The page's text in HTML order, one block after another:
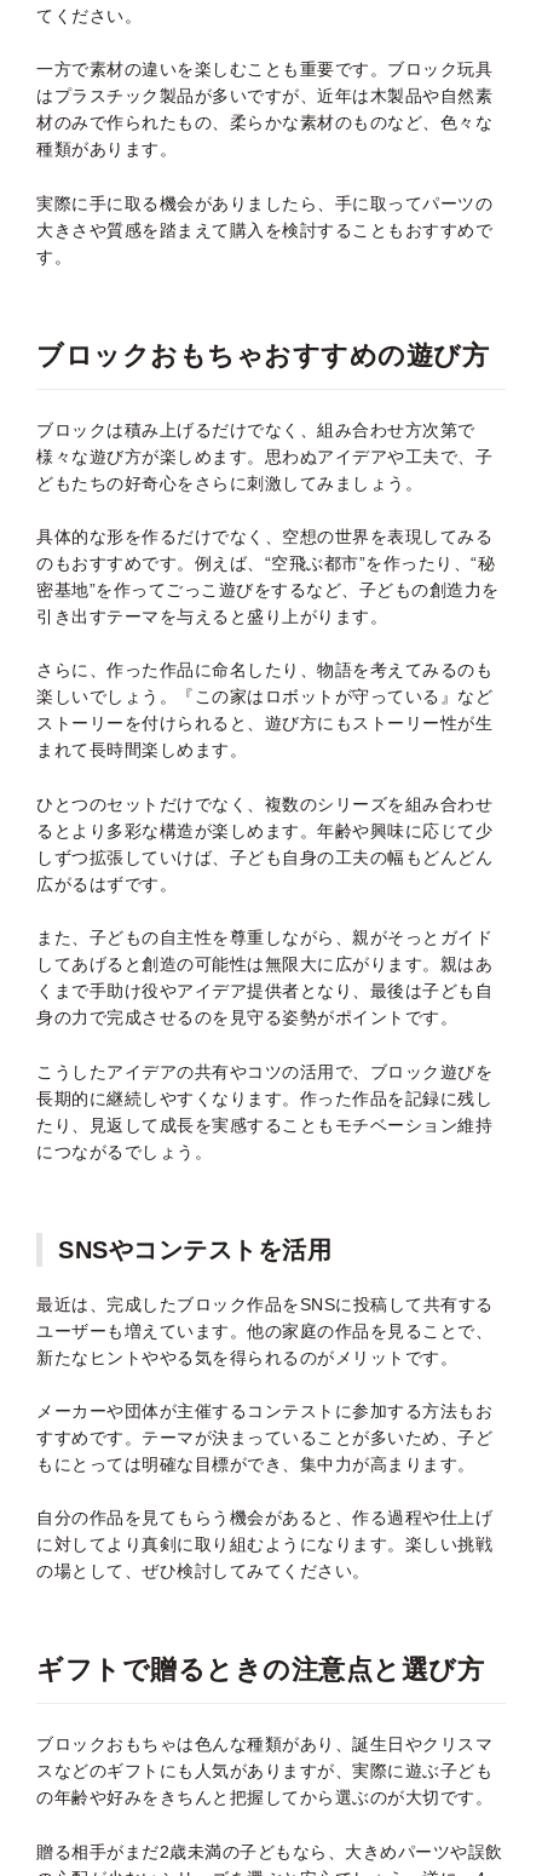
てください。
一方で素材の違いを楽しむことも重要です。ブロック玩具
はプラスチック製品が多いですが、近年は木製品や自然素
材のみで作られたもの、柔らかな素材のものなど、色々な
種類があります。
実際に手に取る機会がありましたら、手に取ってパーツの
大きさや質感を踏まえて購入を検討することもおすすめで
す。
ブロックおもちゃおすすめの遊び方
ブロックは積み上げるだけでなく、組み合わせ方次第で
様々な遊び方が楽しめます。思わぬアイデアや工夫で、子
どもたちの好奇心をさらに刺激してみましょう。
具体的な形を作るだけでなく、空想の世界を表現してみる
のもおすすめです。例えば、“空飛ぶ都市”を作ったり、“秘
密基地”を作ってごっこ遊びをするなど、子どもの創造力を
引き出すテーマを与えると盛り上がります。
さらに、作った作品に命名したり、物語を考えてみるのも
楽しいでしょう。『この家はロボットが守っている』など
ストーリーを付けられると、遊び方にもストーリー性が生
まれて長時間楽しめます。
ひとつのセットだけでなく、複数のシリーズを組み合わせ
るとより多彩な構造が楽しめます。年齢や興味に応じて少
しずつ拡張していけば、子ども自身の工夫の幅もどんどん
広がるはずです。
また、子どもの自主性を尊重しながら、親がそっとガイド
してあげると創造の可能性は無限大に広がります。親はあ
くまで手助け役やアイデア提供者となり、最後は子ども自
身の力で完成させるのを見守る姿勢がポイントです。
こうしたアイデアの共有やコツの活用で、ブロック遊びを
長期的に継続しやすくなります。作った作品を記録に残し
たり、見返して成長を実感することもモチベーション維持
につながるでしょう。
SNSやコンテストを活用
最近は、完成したブロック作品をSNSに投稿して共有する
ユーザーも増えています。他の家庭の作品を見ることで、
新たなヒントややる気を得られるのがメリットです。
メーカーや団体が主催するコンテストに参加する方法もお
すすめです。テーマが決まっていることが多いため、子ど
もにとっては明確な目標ができ、集中力が高まります。
自分の作品を見てもらう機会があると、作る過程や仕上げ
に対してより真剣に取り組むようになります。楽しい挑戦
の場として、ぜひ検討してみてください。
ギフトで贈るときの注意点と選び方
ブロックおもちゃは色んな種類があり、誕生日やクリスマ
スなどのギフトにも人気がありますが、実際に遊ぶ子ども
の年齢や好みをきちんと把握してから選ぶのが大切です。
贈る相手がまだ2歳未満の子どもなら、大きめパーツや誤飲